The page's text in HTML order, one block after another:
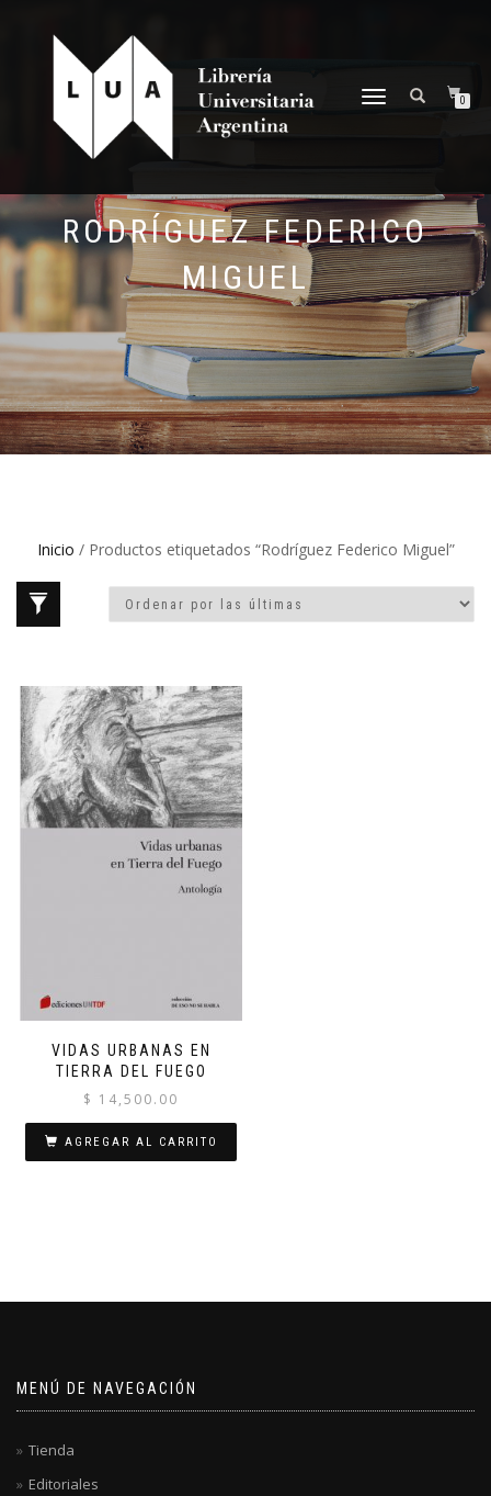
NAVEGACIÓN
0
RODRÍGUEZ FEDERICO
MIGUEL
Inicio / Productos etiquetados “Rodríguez Federico Miguel”
VIDAS URBANAS EN
TIERRA DEL FUEGO
$ 14,500.00
AGREGAR AL CARRITO
MENÚ DE NAVEGACIÓN
Tienda
Editoriales